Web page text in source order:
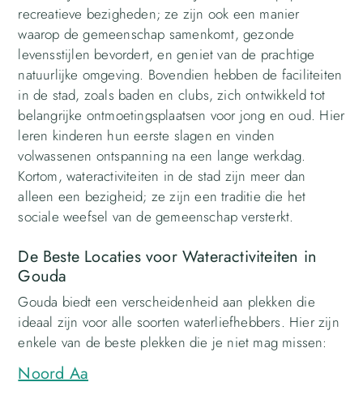
recreatieve bezigheden; ze zijn ook een manier
waarop de gemeenschap samenkomt, gezonde
levensstijlen bevordert, en geniet van de prachtige
natuurlijke omgeving. Bovendien hebben de faciliteiten
in de stad, zoals baden en clubs, zich ontwikkeld tot
belangrijke ontmoetingsplaatsen voor jong en oud. Hier
leren kinderen hun eerste slagen en vinden
volwassenen ontspanning na een lange werkdag.
Kortom, wateractiviteiten in de stad zijn meer dan
alleen een bezigheid; ze zijn een traditie die het
sociale weefsel van de gemeenschap versterkt.
De Beste Locaties voor Wateractiviteiten in
Gouda
Gouda biedt een verscheidenheid aan plekken die
ideaal zijn voor alle soorten waterliefhebbers. Hier zijn
enkele van de beste plekken die je niet mag missen:
Noord Aa